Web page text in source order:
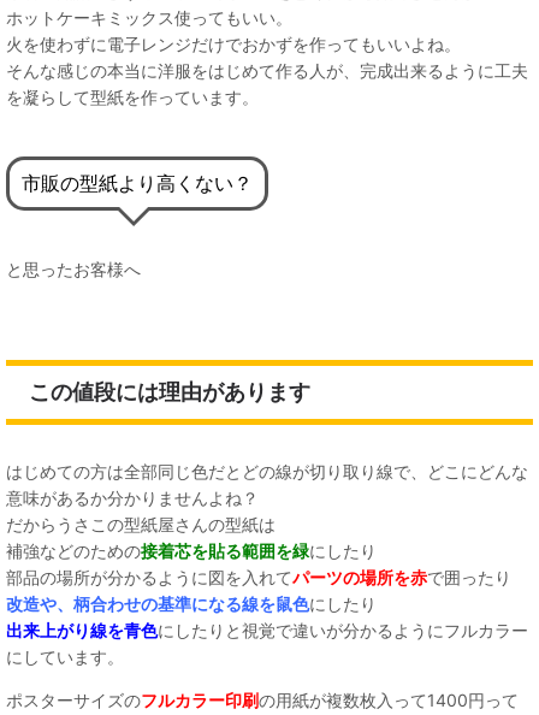
ホットケーキミックス使ってもいい。
火を使わずに電子レンジだけでおかずを作ってもいいよね。
そんな感じの本当に洋服をはじめて作る人が、完成出来るように工夫
を凝らして型紙を作っています。
市販の型紙より高くない？
と思ったお客様へ
この値段には理由があります
はじめての方は全部同じ色だとどの線が切り取り線で、どこにどんな
意味があるか分かりませんよね？
だからうさこの型紙屋さんの型紙は
補強などのための接着芯を貼る範囲を緑にしたり
部品の場所が分かるように図を入れてパーツの場所を赤で囲ったり
改造や、柄合わせの基準になる線を鼠色にしたり
出来上がり線を青色にしたりと視覚で違いが分かるようにフルカラー
にしています。
ポスターサイズのフルカラー印刷の用紙が複数枚入って1400円って